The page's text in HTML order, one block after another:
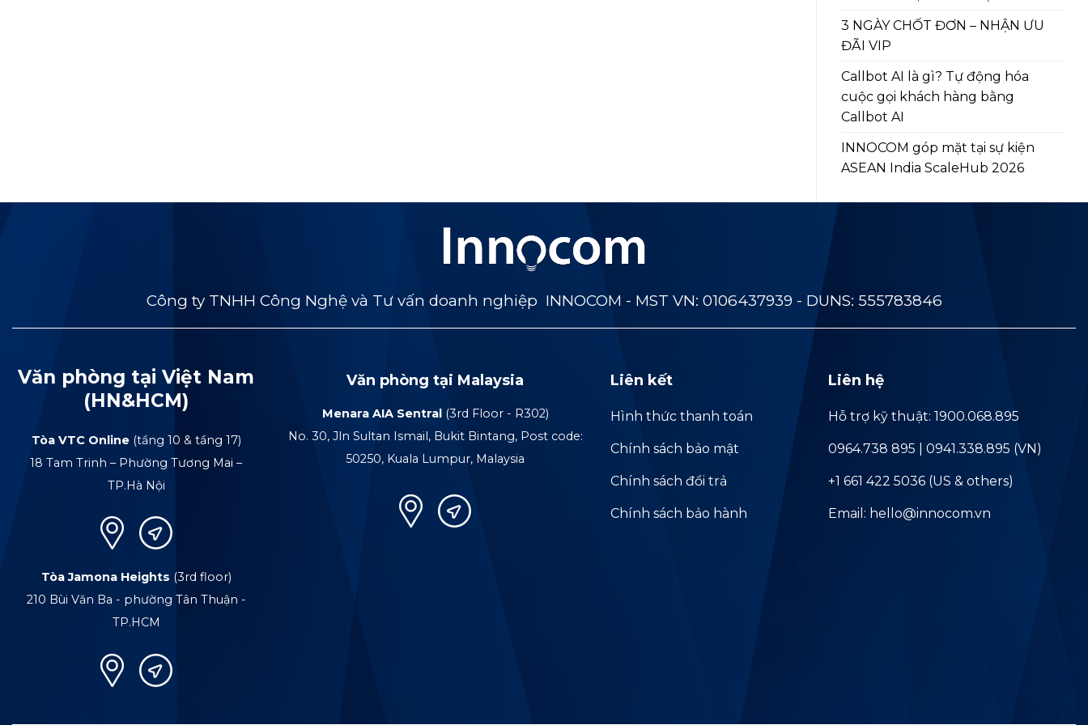
3 NGÀY CHỐT ĐƠN – NHẬN ƯU
ĐÃI VIP
Callbot AI là gì? Tự động hóa
cuộc gọi khách hàng bằng
Callbot AI
INNOCOM góp mặt tại sự kiện
ASEAN India ScaleHub 2026
Công ty TNHH Công Nghệ và Tư vấn doanh nghiệp INNOCOM - MST VN: 0106437939 - DUNS: 555783846
Văn phòng tại Việt Nam
(HN&HCM)
Tòa VTC Online(tầng 10 & tầng 17)
18 Tam Trinh – Phường Tương Mai –
TP.Hà Nội
Tòa Jamona Heights (3rd floor)
210 Bùi Văn Ba - phường Tân Thuận -
TP.HCM
Văn phòng tại Malaysia
Menara AIA Sentral (3rd Floor - R302)
No. 30, Jln Sultan Ismail, Bukit Bintang, Post code:
50250, Kuala Lumpur, Malaysia
Liên kết
Hình thức thanh toán
Chính sách bảo mật
Chính sách đổi trả
Chính sách bảo hành
Liên hệ
Hỗ trợ kỹ thuật: 1900.068.895
0964.738 895 | 0941.338.895 (VN)
+1 661 422 5036 (US & others)
Email: hello@innocom.vn